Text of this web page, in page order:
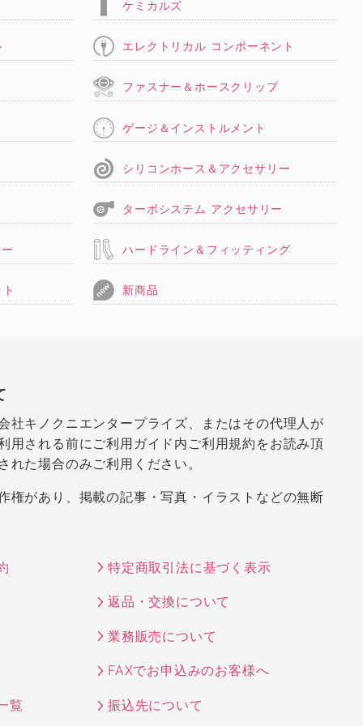
ケミカルズ
エレクトリカル コンポーネント
ファスナー＆ホースクリップ
ゲージ＆インストルメント
シリコンホース＆アクセサリー
ターボシステム アクセサリー
ハードライン＆フィッティング
新商品
社キノクニエンタープライズ、またはその代理人が
用される前にご利用ガイド内ご利用規約をお読み頂
れた場合のみご利用ください。
権があり、掲載の記事・写真・イラストなどの無断
特定商取引法に基づく表示
返品・交換について
業務販売について
FAXでお申込みのお客様へ
覧 振込先について